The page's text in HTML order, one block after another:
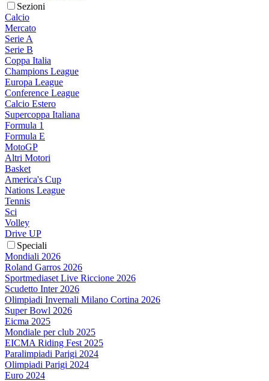
Sezioni
Calcio
Mercato
Serie A
Serie B
Coppa Italia
Champions League
Europa League
Conference League
Calcio Estero
Supercoppa Italiana
Formula 1
Formula E
MotoGP
Altri Motori
Basket
America's Cup
Nations League
Tennis
Sci
Volley
Drive UP
Speciali
Mondiali 2026
Roland Garros 2026
Sportmediaset Live Riccione 2026
Scudetto Inter 2026
Olimpiadi Invernali Milano Cortina 2026
Super Bowl 2026
Eicma 2025
Mondiale per club 2025
EICMA Riding Fest 2025
Paralimpiadi Parigi 2024
Olimpiadi Parigi 2024
Euro 2024